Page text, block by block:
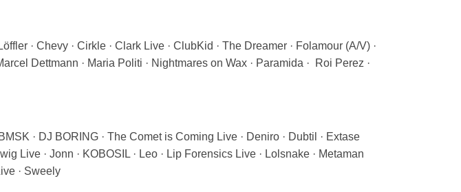
· Chevy · Cirkle · Clark Live · ClubKid · The Dreamer · Folamour (A/V) ·
Dettmann · Maria Politi · Nightmares on Wax · Paramida · Roi Perez ·
· DJ BORING · The Comet is Coming Live · Deniro · Dubtil · Extase
Live · Jonn · KOBOSIL · Leo · Lip Forensics Live · Lolsnake · Metaman
· Sweely